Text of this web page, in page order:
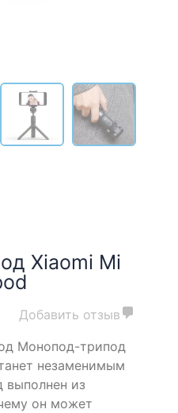
Xiaomi Mi
Добавить отзыв
Монопод-трипод
незаменимым
выполнен из
он может